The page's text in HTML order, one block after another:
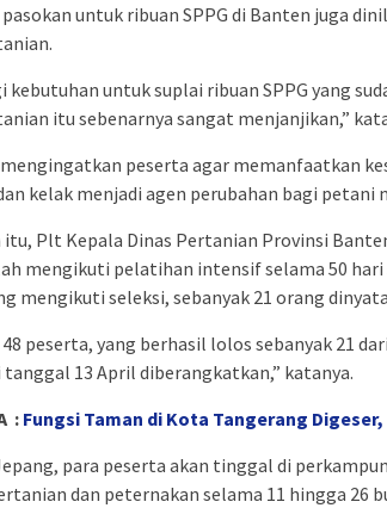
untuk ribuan SPPG di Banten juga
kebutuhan untuk suplai ribuan SPPG yang
itu sebenarnya sangat menjanjikan,”
peserta agar memanfaatkan
kelak menjadi agen perubahan bagi petani
Plt Kepala Dinas Pertanian Provinsi
mengikuti pelatihan intensif selama 50 hari
mengikuti seleksi, sebanyak 21 orang
peserta, yang berhasil lolos sebanyak 21
13 April diberangkatkan,” katanya.
: Fungsi Taman di Kota Tangerang
para peserta akan tinggal di
dan peternakan selama 11 hingga 26